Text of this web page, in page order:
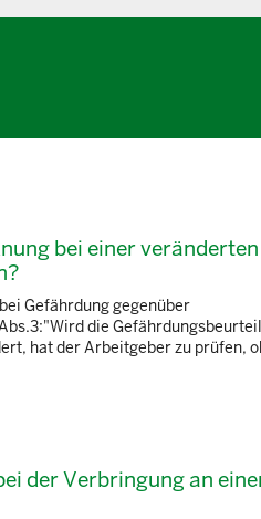
bei einer veränderten
Gefährdung gegenüber
die
hat der Arbeitgeber zu prüfen,
der Verbringung an